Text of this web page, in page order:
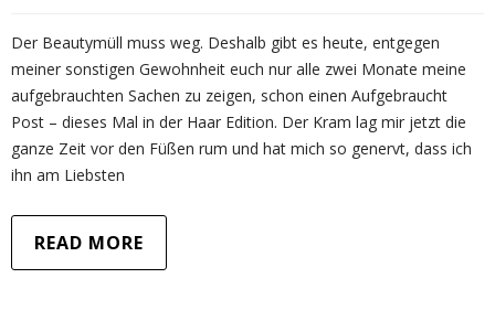
Der Beautymüll muss weg. Deshalb gibt es heute, entgegen
meiner sonstigen Gewohnheit euch nur alle zwei Monate meine
aufgebrauchten Sachen zu zeigen, schon einen Aufgebraucht
Post – dieses Mal in der Haar Edition. Der Kram lag mir jetzt die
ganze Zeit vor den Füßen rum und hat mich so genervt, dass ich
ihn am Liebsten
READ MORE